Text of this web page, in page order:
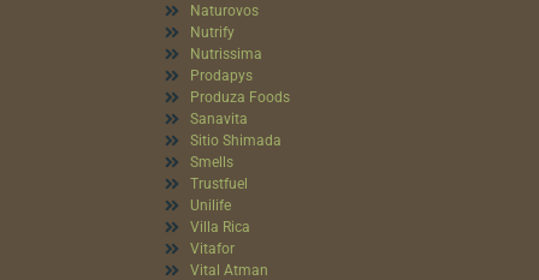
Naturovos
Nutrify
Nutrissima
Prodapys
Produza Foods
Sanavita
Sitio Shimada
Smells
Trustfuel
Unilife
Villa Rica
Vitafor
Vital Atman